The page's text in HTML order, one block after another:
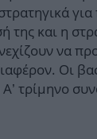
της και η
να
Οι
Α’ τρίμηνο